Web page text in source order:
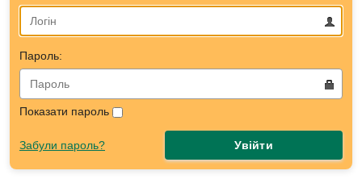
Пароль:
Показати пароль
Забули пароль? Увійти